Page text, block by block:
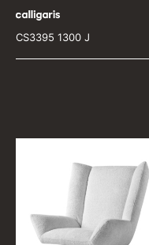
CS3395 1300 J